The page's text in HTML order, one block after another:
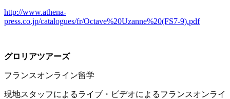
http://www.athena-
press.co.jp/catalogues/fr/Octave%20Uzanne%20(FS7-9).pdf
グロリアツアーズ
フランスオンライン留学
現地スタッフによるライブ・ビデオによるフランスオンライ